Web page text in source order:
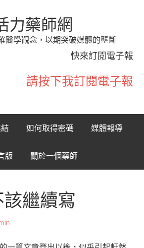
力藥師網
醫學觀念，以期突破媒體的壟斷
快來訂閱電子報
請按下我訂閱電子報
如何取得密碼 媒體報導
版 關於一個藥師
繼續寫